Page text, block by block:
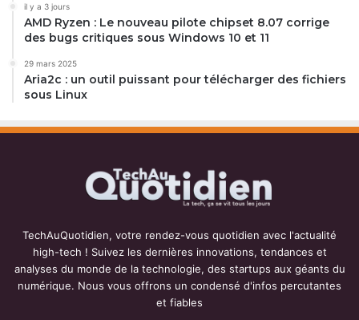
il y a 3 jours
AMD Ryzen : Le nouveau pilote chipset 8.07 corrige
des bugs critiques sous Windows 10 et 11
29 mars 2025
Aria2c : un outil puissant pour télécharger des fichiers
sous Linux
TechAuQuotidien, votre rendez-vous quotidien avec l'actualité
high-tech ! Suivez les dernières innovations, tendances et
analyses du monde de la technologie, des startups aux géants du
numérique. Nous vous offrons un condensé d'infos percutantes
et fiables